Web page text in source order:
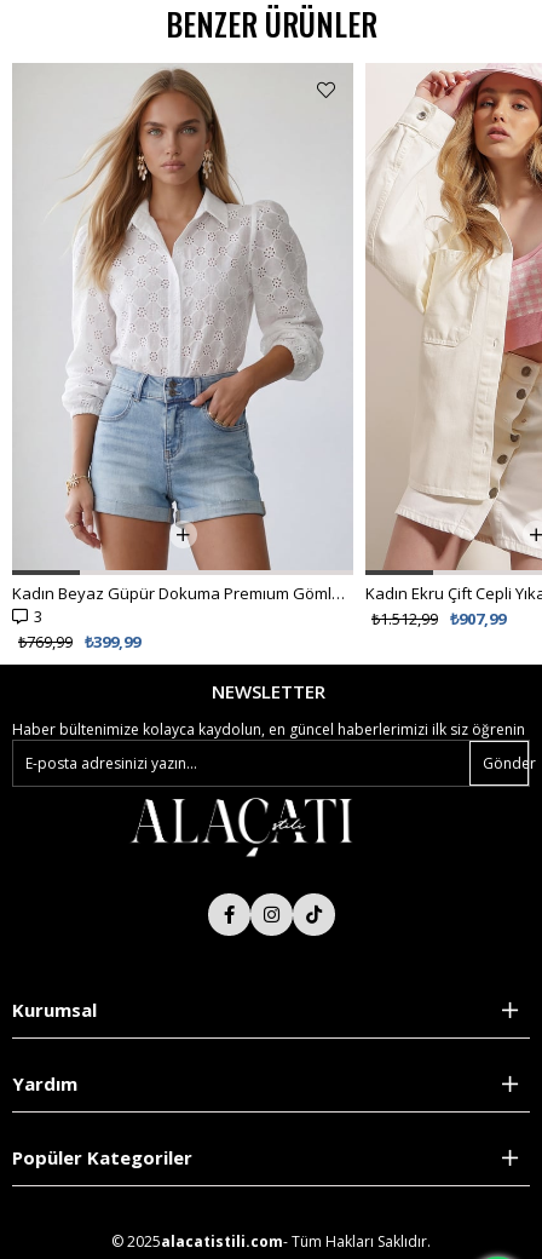
BENZER ÜRÜNLER
Kadın Beyaz Güpür Dokuma Premıum Gömlek ALC-X4366
3
₺399,99
₺769,99
₺907,99
₺1.512,99
NEWSLETTER
Haber bültenimize kolayca kaydolun, en güncel haberlerimizi ilk siz öğrenin
Gönder
Kurumsal
Yardım
Popüler Kategoriler
© 2025alacatistili.com- Tüm Hakları Saklıdır.